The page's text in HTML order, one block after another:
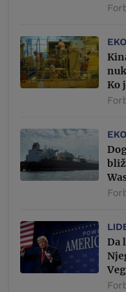
Ko
Da